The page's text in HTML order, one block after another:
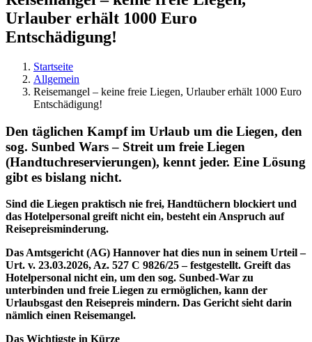
Urlauber erhält 1000 Euro
Entschädigung!
Startseite
Allgemein
Reisemangel – keine freie Liegen, Urlauber erhält 1000 Euro
Entschädigung!
Den täglichen Kampf im Urlaub um die Liegen, den
sog. Sunbed Wars – Streit um freie Liegen
(Handtuchreservierungen), kennt jeder. Eine Lösung
gibt es bislang nicht.
Sind die Liegen praktisch nie frei, Handtüchern blockiert und
das Hotelpersonal greift nicht ein, besteht ein Anspruch auf
Reisepreisminderung.
Das Amtsgericht (AG) Hannover hat dies nun in seinem Urteil –
Urt. v. 23.03.2026, Az. 527 C 9826/25 – festgestellt. Greift das
Hotelpersonal nicht ein, um den sog. Sunbed-War zu
unterbinden und freie Liegen zu ermöglichen, kann der
Urlaubsgast den Reisepreis mindern. Das Gericht sieht darin
nämlich einen Reisemangel.
Das Wichtigste in Kürze